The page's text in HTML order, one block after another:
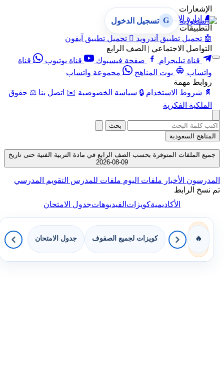
الإشعارات
🔔 إدارة الإشعارات
التطبيقات
🤖 تحميل تطبيق أندرويد  تحميل تطبيق آيفون
التواصل الاجتماعي | الصف الرابع
قناة تيليجرام
صفحة فيسبوك قناة يوتيوب
قناة
واتساب
بوت المناهج
مجموعة واتساب
روابط مهمة
📄 شروط الاستخدام 🔒 سياسة الخصوصية ✉️ اتصل بنا ⚖️ حقوق
الملكية الفكرية
G تسجيل الدخول
بحث
المناهج السعودية
جميع الملفات المتوفرة بحسب الصف الرابع في مادة التربية الفنية حتى تاريخ
09-08-2026
المدرسون الأخبار ملفات اليوم ملفات للمدرس التقويم المدرسي
تم نسخ الرابط
الأكاديميةكويزاتالفيديوهاتجدول الامتحان
🔥 كويزات لجميع الصفوف جدول الامتحان